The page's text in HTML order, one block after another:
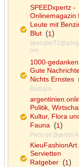
SPEEDxpertz -
Onlinemagazin
Leute mit
Blut(1)
om
1000-
Gute
Nichts Ernstes
Barbara
Politik,
Kultur, Flora
Fauna(1)
Paco de Buenos
Servietten
Ratgeber(1)